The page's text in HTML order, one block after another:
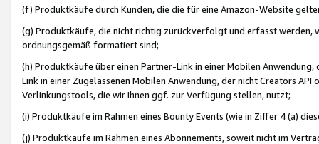
(f) Produktkäufe durch Kunden, die die für eine Amazon-Website
(g) Produktkäufe, die nicht richtig zurückverfolgt und erfasst werden,
ordnungsgemäß formatiert sind;
(h) Produktkäufe über einen Partner-Link in einer Mobilen
Link in einer Zugelassenen Mobilen Anwendung, der nicht Creators
Verlinkungstools, die wir Ihnen ggf. zur Verfügung stellen, nutzt;
(i) Produktkäufe im Rahmen eines Bounty Events (wie in Ziffer 4 (a)
(j) Produktkäufe im Rahmen eines Abonnements, soweit nicht im